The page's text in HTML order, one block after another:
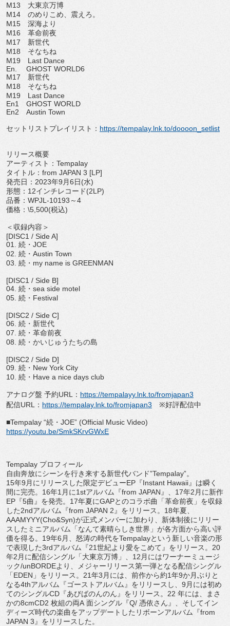
M13 大東京万博
M14 のめりこめ、震えろ。
M15 深海より
M16 革命前夜
M17 新世代
M18 そなちね
M19
Last Dance
En.
GHOST WORLD6
M17 新世代
M18 そなちね
M19
Last Dance
En1
GHOST WORLD
En2
Austin Town
セットリストプレイリスト： https://tempalay. lnk.to/doooon_setlist
リリース概要
アーティスト： Tempalay
タイトル： from JAPAN 3 [LP]
発売日： 2023年9月6日(水)
形態： 12インチレコード(2LP)
品番： WPJL-10193～4
価格： \5,500(税込)
＜収録内容＞
[DISC1 / Side A]
01. 続・ JOE
02. 続・ Austin Town
03. 続・ my name is GREENMAN
[DISC1 / Side B]
04. 続・ sea side motel
05. 続・ Festival
[DISC2 / Side C]
06. 続・新世代
07. 続・革命前夜
08. 続・かいじゅうたちの島
[DISC2 / Side D]
09. 続・ New York City
10. 続・ Have a nice days club
アナログ盤 予約URL ： https://tempalayy.lnk. to/fromjapan3
配信URL ： https://tempalay.lnk.to/fromjapan3 ※好評配信中
■Tempalay “続・ JOE” (Official Music Video)
https://youtu.be/SmkSKrvGWxE
Tempalay プロフィール
自由奔放にシーンを行き来する新世代バンド”Tempalay”。
15年9月にリリースした限定デビューEP 『Instant Hawaii』は瞬く
間に完売。 16年1 月に1stアルバム『from JAPAN 』、 17年2 月に新作
EP 『5曲』を発売。 17年夏にGAPとのコラボ曲「革命前夜」を収録
した2ndアルバム『from JAPAN 2 』をリリース。 18年夏、
AAAMYYY(Cho&Syn)が正式メンバーに加わり、新体制後にリリー
スしたミニアルバム「なんて素晴らしき世界」が各方面から高い評
価を得る。 19年6 月 、怒涛の時代をTempalayという新しい音楽の形
で表現した3rdアルバム『21世紀より愛をこめて』をリリース。 20
年2 月に配信シングル「大東京万博」、 12 月にはワーナーミュージ
ック/unBORDEより、
メジャーリリース第一弾となる配信シングル
「EDEN 」 をリリース。 21年3 月には、前作から約1年9か月ぶりと
なる4thアルバム『ゴーストアルバム』をリリースし、 9 月には初め
てのシングルCD 『あびばのんのん』をリリース。 22 年には、
まさ
かの8cmCD2 枚組の両A 面シングル『Q/ 憑依さん 』、 そしてイン
ディーズ時代の楽曲をアップデートしたリボーンアルバム『from
JAPAN 3 』をリリースした。